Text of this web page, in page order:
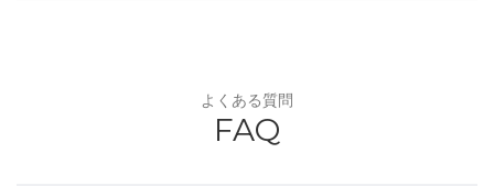
よくある質問
FAQ